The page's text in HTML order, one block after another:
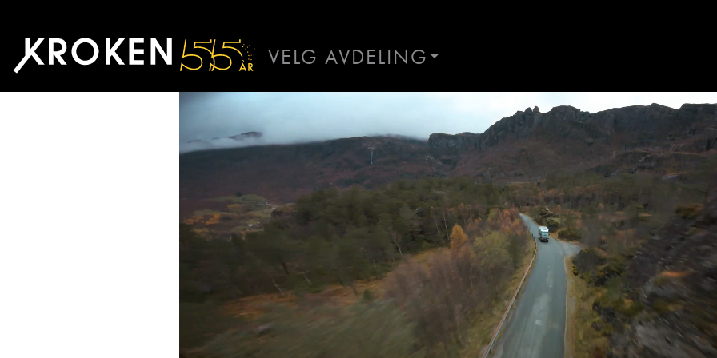
VELG AVDELING
ÅNDALSNES
Ta kontakt
Lurer du på noe? Spør!
Sted
Hva gjelder det?